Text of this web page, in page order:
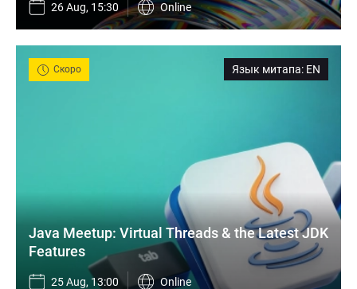
26 Aug, 15:30 Online
Скоро Язык митапа: EN
Java Meetup: Virtual Threads & the Latest JDK
Features
25 Aug, 13:00 Online